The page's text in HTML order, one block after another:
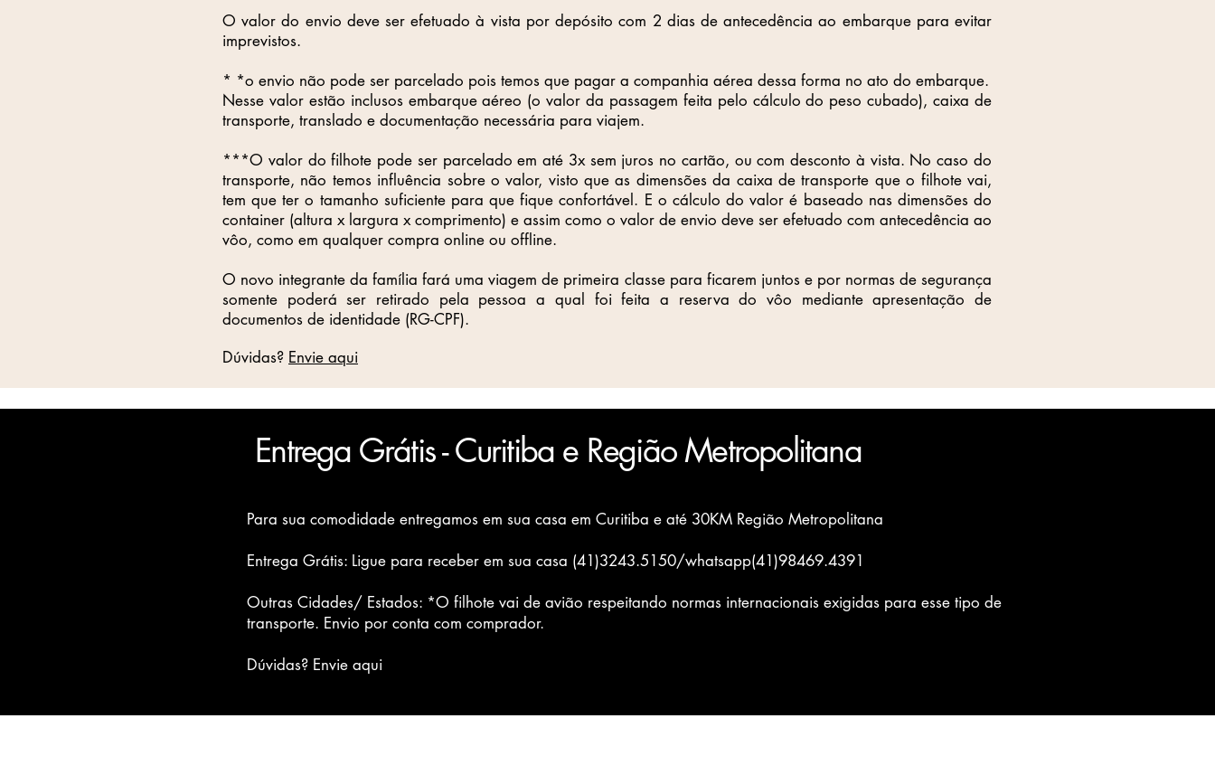
O valor do envio deve ser efetuado à vista por depósito com 2 dias de antecedência ao embarque para evitar
imprevistos.
* *o envio não pode ser parcelado pois temos que pagar a companhia aérea dessa forma no ato do embarque.
Nesse valor estão inclusos embarque aéreo (o valor da passagem feita pelo cálculo do peso cubado), caixa de
transporte, translado e documentação necessária para viajem.
***O valor do filhote pode ser parcelado em até 3x sem juros no cartão, ou com desconto à vista. No caso do
transporte, não temos influência sobre o valor, visto que as dimensões da caixa de transporte que o filhote vai,
tem que ter o tamanho suficiente para que fique confortável. E o cálculo do valor é baseado nas dimensões do
container (altura x largura x comprimento) e assim como o valor de envio deve ser efetuado com antecedência ao
vôo, como em qualquer compra online ou offline.
O novo integrante da família fará uma viagem de primeira classe para ficarem juntos e por normas de segurança
somente poderá ser retirado pela pessoa a qual foi feita a reserva do vôo mediante apresentação de
documentos de identidade (RG-CPF).
Dúvidas? Envie aqui
Entrega Grátis - Curitiba e Região Metropolitana
Para sua comodidade entregamos em sua casa em Curitiba e até 30KM Região Metropolitana
Entrega Grátis: Ligue para receber em sua casa (41)3243.5150/whatsapp(41)98469.4391
Outras Cidades/ Estados: *O filhote vai de avião respeitando normas internacionais exigidas para esse tipo de
transporte. Envio por conta com comprador.
Dúvidas? Envie aqui